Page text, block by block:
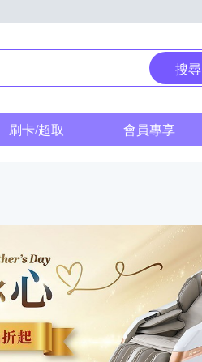
搜尋
刷卡/超取 會員專享